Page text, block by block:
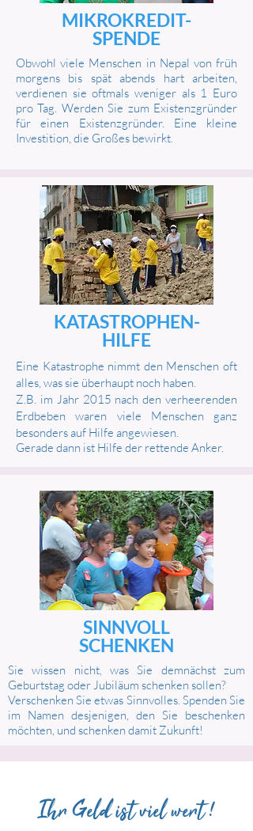
MIKROKREDIT-
SPENDE
Obwohl viele Menschen in Nepal von früh
morgens bis spät abends hart arbeiten,
verdienen sie oftmals weniger als 1 Euro
pro Tag. Werden Sie zum Existenzgründer
für einen Existenzgründer. Eine kleine
Investition, die Großes bewirkt.
KATASTROPHEN-
HILFE
Eine Katastrophe nimmt den Menschen oft
alles, was sie überhaupt noch haben.
Z.B. im Jahr2015 nach den verheerenden
Erdbeben waren viele Menschen ganz
besonders auf Hilfe angewiesen.
Gerade dann ist Hilfe der rettende Anker.
SINNVOLL
SCHENKEN
Sie wissen nicht, was Sie demnächst zum
Geburtstag oder Jubiläum schenken sollen?
Verschenken Sie etwas Sinnvolles. Spenden Sie
im Namen desjenigen, den Sie beschenken
möchten, und schenken damit Zukunft!
Ihr Geld ist viel wert !